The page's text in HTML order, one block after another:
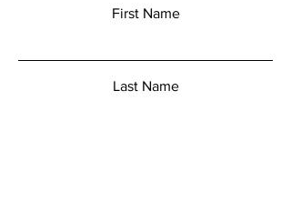
First Name
Last Name